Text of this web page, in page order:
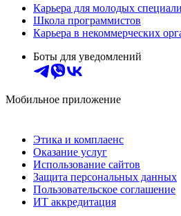
Карьера для молодых
Школа программистов
Карьера в некоммерческих
Боты для уведомлений
Мобильное приложение
Этика и комплаенс
Оказание услуг
Использование сайтов
Защита персональных данных
Пользовательское соглашение
ИТ аккредитация